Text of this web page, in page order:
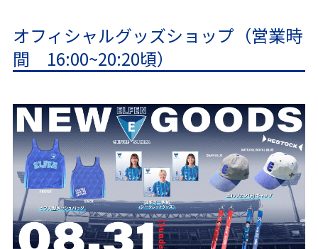
オフィシャルグッズショップ（営業時
間 16:00~20:20頃）